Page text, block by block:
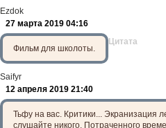
Ezdok
27 марта 2019 04:16
Фильм для школоты.
Цитата
Saifyr
12 апреля 2019 21:40
Тьфу на вас. Критики... Экранизация
слушайте никого. Потраченного